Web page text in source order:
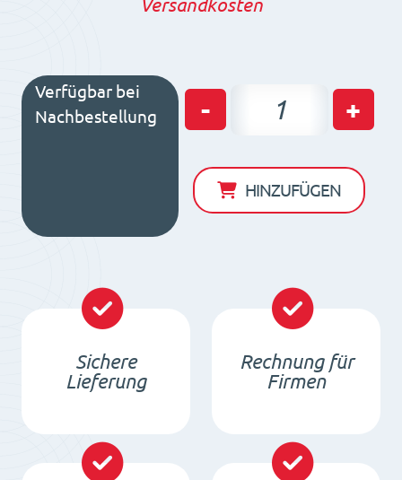
Versandkosten
Verfügbar bei
Nachbestellung
-
Permanent
Magnetrundfutter
Menge
+
HINZUFÜGEN
Sichere
Lieferung
Rechnung für
Firmen